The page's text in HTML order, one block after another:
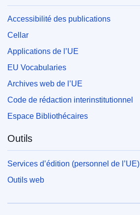
Accessibilité des publications
Cellar
Applications de l’UE
EU Vocabularies
Archives web de l’UE
Code de rédaction interinstitutionnel
Espace Bibliothécaires
Outils
Services d’édition (personnel de l’UE)
Outils web